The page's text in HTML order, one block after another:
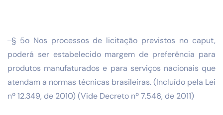
§ 5o Nos processos de licitação previstos no caput,
poderá ser estabelecido margem de preferência para
produtos manufaturados e para serviços nacionais que
atendam a normas técnicas brasileiras. (Incluído pela Lei
nº 12.349, de 2010) (Vide Decreto nº 7.546, de 2011)